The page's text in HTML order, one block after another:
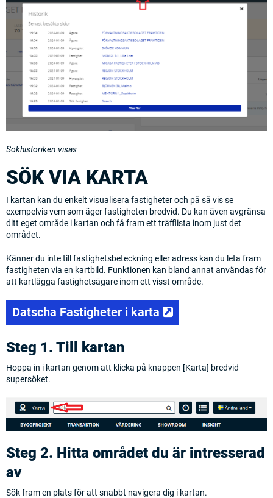
Sökhistoriken visas
SÖK VIA KARTA
I kartan kan du enkelt visualisera fastigheter och på så vis se
exempelvis vem som äger fastigheten bredvid. Du kan även avgränsa
ditt eget område i kartan och få fram ett träfflista inom just det
området.
Känner du inte till fastighetsbeteckning eller adress kan du leta fram
fastigheten via en kartbild. Funktionen kan bland annat användas för
att kartlägga fastighetsägare inom ett visst område.
Datscha Fastigheter i karta (opens in a new
Steg 1. Till kartan
Hoppa in i kartan genom att klicka på knappen [Karta] bredvid
supersöket.
Steg 2. Hitta området du är intresserad
av
Sök fram en plats för att snabbt navigera dig i kartan.